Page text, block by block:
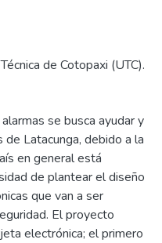
de Cotopaxi (UTC).
se busca ayudar y
Latacunga, debido a la
en general está
de plantear el diseño
que van a ser
El proyecto
electrónica; el primero